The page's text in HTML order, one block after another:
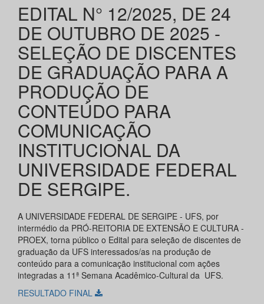
EDITAL N° 12/2025, DE 24
DE OUTUBRO DE 2025 -
SELEÇÃO DE DISCENTES
DE GRADUAÇÃO PARA A
PRODUÇÃO DE
CONTEÚDO PARA
COMUNICAÇÃO
INSTITUCIONAL DA
UNIVERSIDADE FEDERAL
DE SERGIPE.
A UNIVERSIDADE FEDERAL DE SERGIPE - UFS, por
intermédio da PRÓ-REITORIA DE EXTENSÃO E CULTURA -
PROEX, torna público o Edital para seleção de discentes de
graduação da UFS interessados/as na produção de
conteúdo para a comunicação institucional com ações
integradas a 11ª Semana Acadêmico-Cultural da UFS.
RESULTADO FINAL